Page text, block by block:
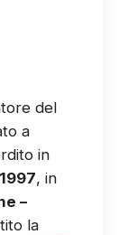
del
a
in
, in
–
la